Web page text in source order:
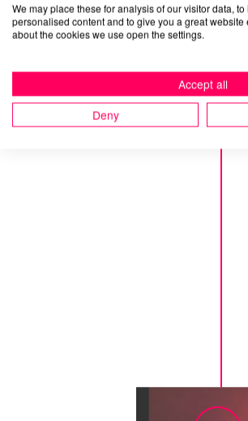
We may place these for analysis of our visitor data,
personalised content and to give you a great
about the cookies we use open the settings.
Accept all
Deny